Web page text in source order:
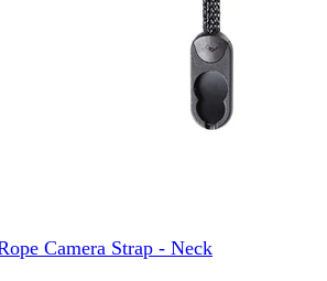
Camera Strap - Neck